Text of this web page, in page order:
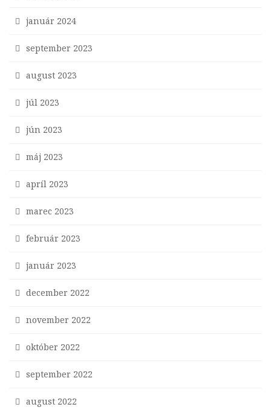
január 2024
september 2023
august 2023
júl 2023
jún 2023
máj 2023
apríl 2023
marec 2023
február 2023
január 2023
december 2022
november 2022
október 2022
september 2022
august 2022